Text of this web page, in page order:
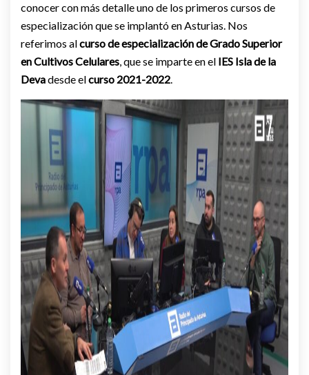
conocer con más detalle uno de los primeros cursos de
especialización que se implantó en Asturias. Nos
referimos alcurso de especialización de Grado Superior
en Cultivos Celulares, que se imparte en el IES Isla de la
Devadesde elcurso 2021-2022.